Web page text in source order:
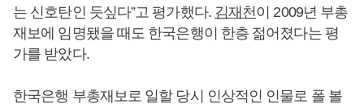
는 신호탄인 듯싶다”고 평가했다. 김재천이 2009년 부총
재보에 임명됐을 때도 한국은행이 한층 젊어졌다는 평
가를 받았다.
한국은행 부총재보로 일할 당시 인상적인 인물로 폴 볼